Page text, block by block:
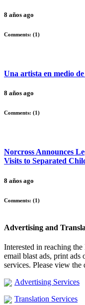
8 años ago
Comments: (1)
Una artista en medio
8 años ago
Comments: (1 )
Norcross Announces
Visits to Separated
8 años ago
Comments: (1)
Advertising and
Interested in reaching
email blast ads, print ads
services. Please view
Advertising Services
Translation Services